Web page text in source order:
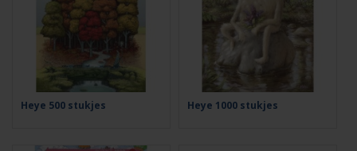
Heye 500 stukjes Heye 1000 stukjes